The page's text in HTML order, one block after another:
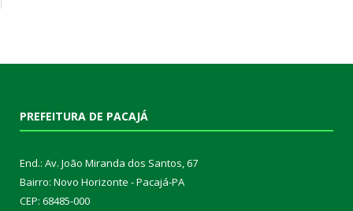
PREFEITURA DE PACAJÁ
End.: Av. João Miranda dos Santos, 67
Bairro: Novo Horizonte - Pacajá-PA
CEP: 68485-000